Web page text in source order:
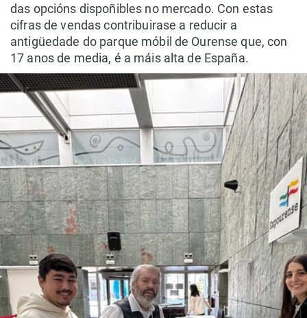
das opcións dispoñibles no mercado. Con estas
cifras de vendas contribuirase a reducir a
antigüedade do parque móbil de Ourense que, con
17 anos de media, é a máis alta de España.